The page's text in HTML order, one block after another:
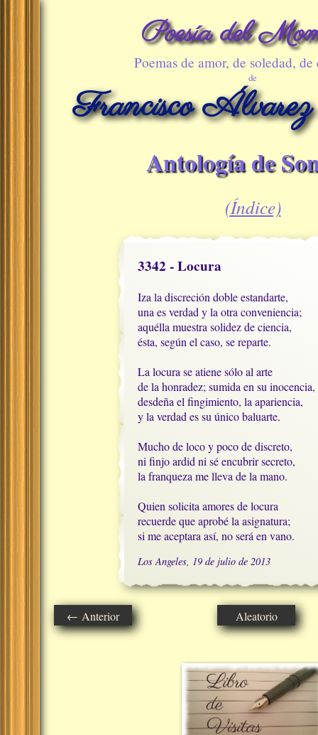
Poesía del
Poemas de amor, de soledad, de
de
Francisco
Antología de
(Índice)
3342 - Locura
Iza la discreción doble estandarte,
una es verdad y la otra conveniencia;
aquélla muestra solidez de ciencia,
ésta, según el caso, se reparte.
La locura se atiene sólo al arte
de la honradez; sumida en su inocencia,
desdeña el fingimiento, la apariencia,
y la verdad es su único baluarte.
Mucho de loco y poco de discreto,
ni finjo ardid ni sé encubrir secreto,
la franqueza me lleva de la mano.
Quien solicita amores de locura
recuerde que aprobé la asignatura;
si me aceptara así, no será en vano.
Los Angeles, 19 de julio de 2013
← Anterior Aleatorio